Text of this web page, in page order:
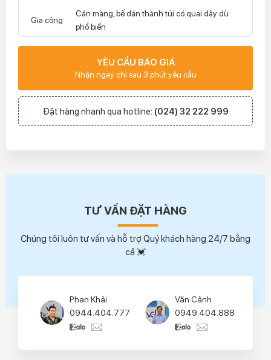
Gia công
Cán màng, bế dán thành túi có quai dây dù
phổ biến
YÊU CẦU BÁO GIÁ
Nhận ngay chỉ sau 3 phút yêu cầu
Đặt hàng nhanh qua hotline: (024) 32 222 999
TƯ VẤN ĐẶT HÀNG
Chúng tôi luôn tư vấn và hỗ trợ Quý khách hàng 24/7 bằng
cả 💓
Phan Khải
0944.404.777
Văn Cảnh
0949.404.888